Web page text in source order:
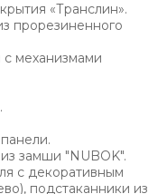
«Транслин».
прорезиненного
механизмами
замши "NUBOK".
с декоративным
подстаканники из